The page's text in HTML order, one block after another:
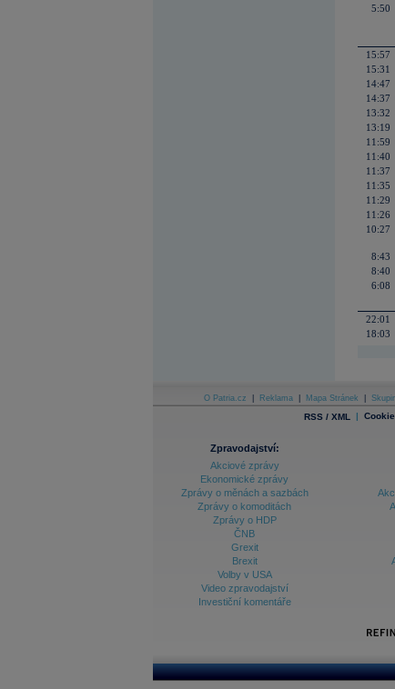
5:50
15:57
15:31
14:47
14:37
13:32
13:19
11:59
11:40
11:37
11:35
11:29
11:26
10:27
8:43
8:40
6:08
22:01
18:03
O Patria.cz Reklama Mapa Stránek
RSS / XML |
Zpravodajství:
Akciové zprávy
Ekonomické zprávy
Zprávy o měnách a sazbách
Zprávy o komoditách
Zprávy o HDP
ČNB
Grexit
Brexit
Volby v USA
Video zpravodajství
Investiční komentáře